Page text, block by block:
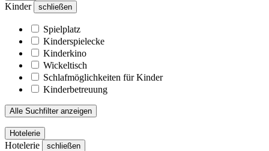
Kinder schließen
Spielplatz
Kinderspielecke
Kinderkino
Wickeltisch
Schlafmöglichkeiten für Kinder
Kinderbetreuung
Alle Suchfilter anzeigen
Hotelerie
Hotelerie schließen